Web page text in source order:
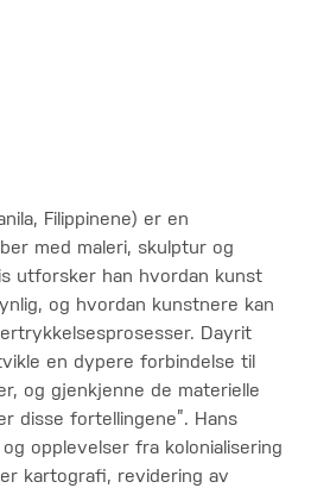
Filippinene) er en
med maleri, skulptur og
utforsker han hvordan kunst
og hvordan kunstnere kan
Dayrit
en dypere forbindelse til
og gjenkjenne de materielle
disse fortellingene”. Hans
opplevelser fra kolonialisering
kartografi, revidering av